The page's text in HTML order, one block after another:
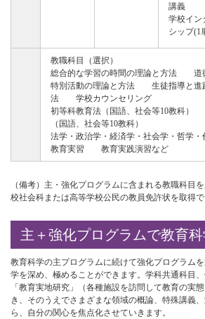
講義
学校イン
シップ(1
教職科目（選択）
総合的な学習の時間の理論と方法 道
特別活動の理論と方法 生徒指導と進
法 学校カウンセリング
初等科教育法（国語、社会等10教科
（国語、社会等10教科）
法学・政治学・経済学・社会学・哲学
教育実習 教育実践演習など
（備考）主・強化プログラムに含まれる教職科目
校社会科または高等学校公民の教員免許状を取得で
主＋強化プログラムで教育
教育科学の主プログラムに続けて強化プログラム
学を深め、極めることができます。学科共通科目、
「教育実地研究」（各種施設を訪問して教育の実
き、そのうえでさまざまな領域の概論、特殊講義
ら、自分の関心を焦点化させていきます。